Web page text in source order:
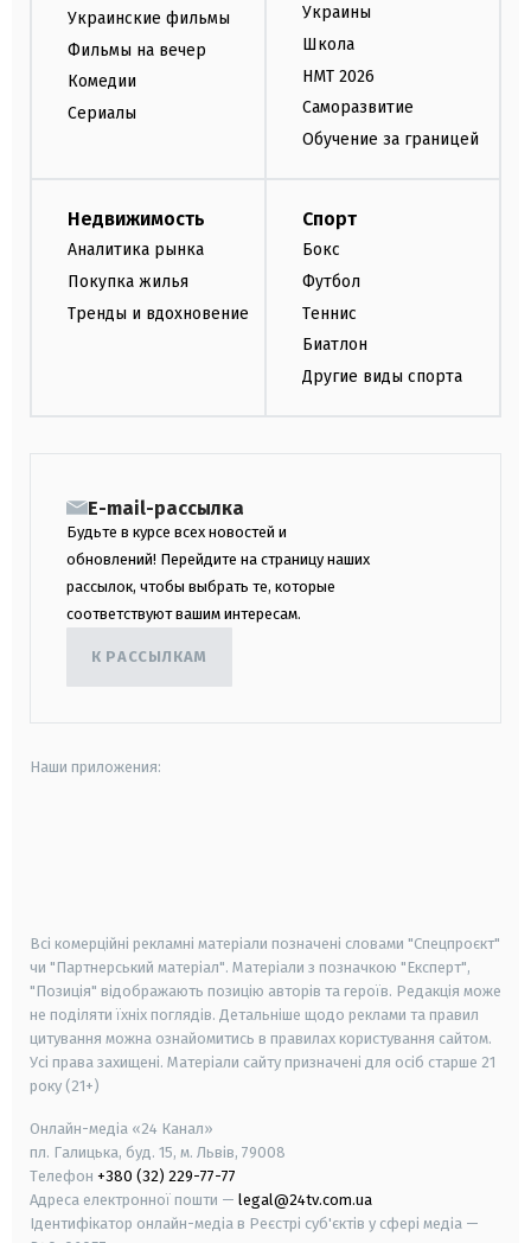
Украинские фильмы
Фильмы на вечер
Комедии
Сериалы
Украины
Школа
НМТ 2026
Саморазвитие
Обучение за границей
Недвижимость
Аналитика рынка
Покупка жилья
Тренды и вдохновение
Спорт
Бокс
Футбол
Теннис
Биатлон
Другие виды спорта
E-mail-рассылка
Будьте в курсе всех новостей и
обновлений! Перейдите на страницу наших
рассылок, чтобы выбрать те, которые
соответствуют вашим интересам.
К РАССЫЛКАМ
Наши приложения:
Всі комерційні рекламні матеріали позначені словами "Спецпроєкт"
чи "Партнерський матеріал". Матеріали з позначкою "Експерт",
"Позиція" відображають позицію авторів та героїв. Редакція може
не поділяти їхніх поглядів. Детальніше щодо реклами та правил
цитування можна ознайомитись в правилах користування сайтом.
Усі права захищені. Матеріали сайту призначені для осіб старше 21
року (21+)
Онлайн-медіа «24 Канал»
пл. Галицька, буд. 15, м. Львів, 79008
Телефон +380 (32) 229-77-77
Адреса електронної пошти — legal@24tv.com.ua
Ідентифікатор онлайн-медіа в Реєстрі суб'єктів у сфері медіа —